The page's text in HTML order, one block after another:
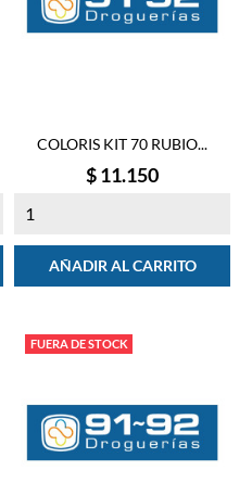
COLORIS KIT 70 RUBIO...
Precio
$ 11.150
AÑADIR AL CARRITO
FUERA DE STOCK